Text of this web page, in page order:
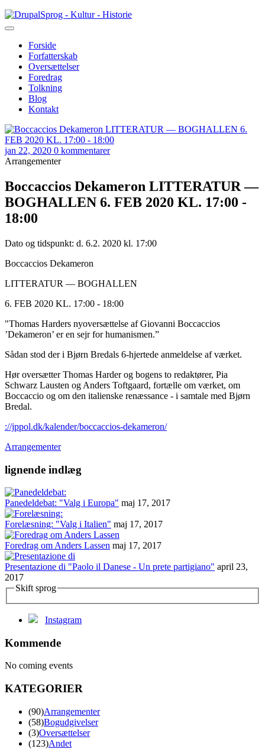
Gå
til
Sprog - Kultur - Historie
Primær
navigation
Forside
Forfatterskab
Oversættelser
Foredrag
Tolkning
Blog
Kontakt
jan 22, 2020 0 kommentarer
Arrangementer
Boccaccios Dekameron LITTERATUR —
BOGHALLEN 6. FEB 2020 KL. 17:00 -
18:00
Dato og tidspunkt: d. 6.2. 2020 kl. 17:00
Boccaccios Dekameron
LITTERATUR — BOGHALLEN
6. FEB 2020 KL. 17:00 - 18:00
"Thomas Harders nyoversættelse af Giovanni Boccaccios
’Dekameron’ er en sejr for humanismen.”
Sådan stod der i Bjørn Bredals 6-hjertede anmeldelse af værket.
Hør oversætter Thomas Harder og bogens to redaktører, Pia
Schwarz Lausten og Anders Toftgaard, fortælle om værket, om
Boccaccio og om den italienske renæssance - i samtale med Bjørn
Bredal.
://jppol.dk/kalender/boccaccios-dekameron/
Arrangementer
lignende indlæg
Panedeldebat: "Valg i Europa" maj 17, 2017
Forelæsning: "Valg i Italien" maj 17, 2017
Foredrag om Anders Lassen maj 17, 2017
Presentazione di "Paolo il Danese - Un prete partigiano" april 23,
2017
Skift sprog
Instagram
Kommende
No coming events
KATEGORIER
(90)Arrangementer
(58)Bogudgivelser
(3)Oversættelser
(123)Andet